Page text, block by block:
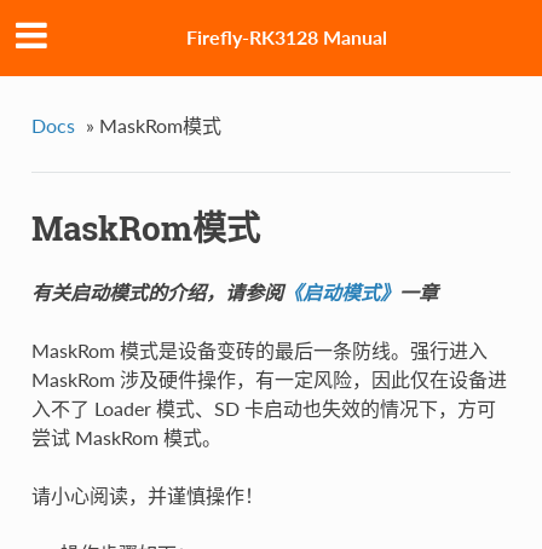
Firefly-RK3128 Manual
Docs » MaskRom模式
MaskRom模式
有关启动模式的介绍，请参阅《启动模式》 一章
MaskRom 模式是设备变砖的最后一条防线。强行进入
MaskRom 涉及硬件操作，有一定风险，因此仅在设备进
入不了 Loader 模式、SD 卡启动也失效的情况下，方可
尝试 MaskRom 模式。
请小心阅读，并谨慎操作！